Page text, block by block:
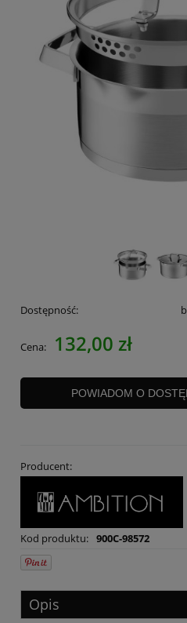
Dostępność:
Cena: 132,00 zł
POWIADOM O
Producent:
Kod produktu: 900C-98572
Opis